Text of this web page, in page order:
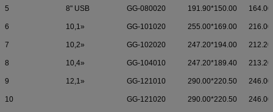
5 8" USB GG-080020 191.90*150.00
6 10,1» GG-101020 255.00*169.00
7 10,2» GG-102020 247.20*194.00
8 10,4» GG-104010 247.20*189.40
9 12,1» GG-121010 290.00*220.50
10 GG-121020 290.00*220.50